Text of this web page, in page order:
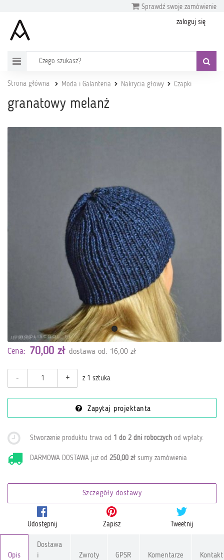
Sprawdź swoje zamówienie
zaloguj się
Strona główna Moda i Galanteria Nakrycia głowy Czapki
granatowy melanż
Cena: 70,00 zł dostawa od: 16,00 zł
- + z 1 sztuka
Zapytaj projektanta
Stworzenie produktu trwa od 1 do 2 dni roboczych od wpłaty.
DARMOWA DOSTAWA już od250,00 zł sumy zamówienia
Szczegóły dostawy
Udostępnij Zapisz Tweetnij
Opis
Dostawa
i
Zwroty GPSR Komentarze Kontakt